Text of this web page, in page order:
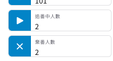
追番中人數
2
棄番人數
2